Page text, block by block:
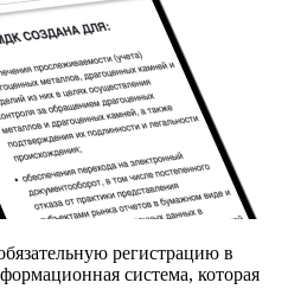
регистрацию в
система, которая